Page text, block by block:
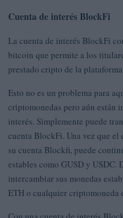
Cuenta de interés BlockFi
La cuenta de interés BlockFi
bitcoin que permite a los
prestado cripto de la
Esto no es un problema para
criptomonedas pero aún están
interés. Simplemente puede
cuenta BlockFi. Una vez que el
su cuenta Blockfi, puede
estables como GUSD y USDC.
intercambiar sus monedas
ETH o cualquier criptomoneda